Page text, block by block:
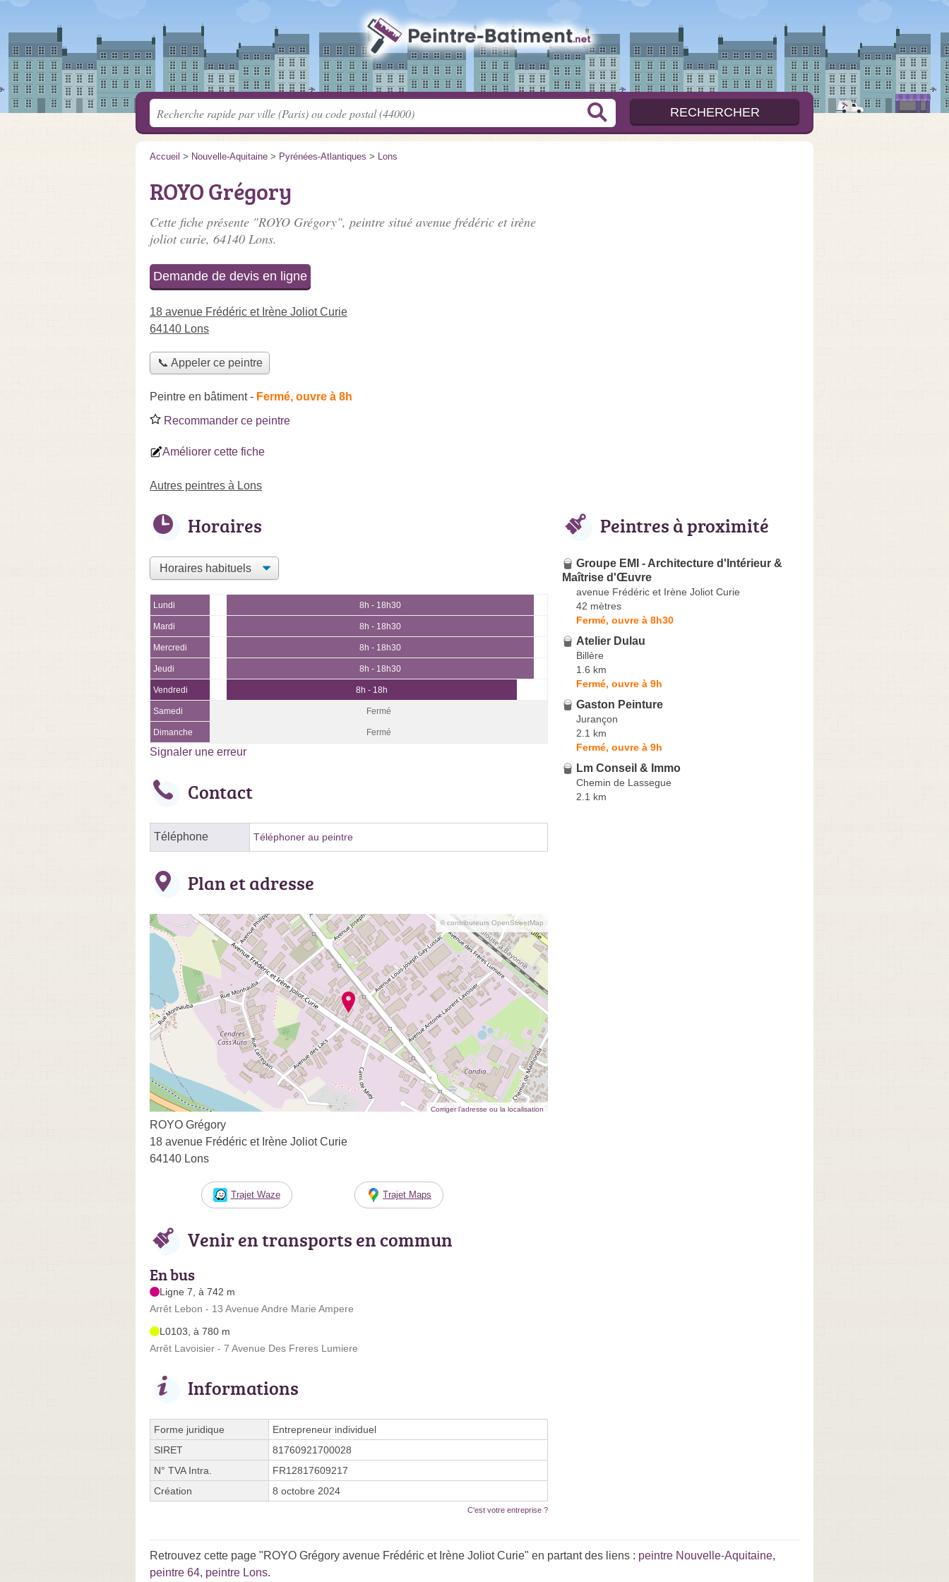
Accueil > Nouvelle-Aquitaine > Pyrénées-Atlantiques > Lons
ROYO Grégory
Cette fiche présente "ROYO Grégory", peintre situé avenue frédéric et irène
joliot curie, 64140 Lons.
Demande de devis en ligne
18 avenue Frédéric et Irène Joliot Curie
64140 Lons
📞 Appeler ce peintre
Peintre en bâtiment- Fermé, ouvre à 8h
Recommander ce peintre
Améliorer cette fiche
Autres peintres à Lons
Horaires
Lundi 8h - 18h30
Mardi 8h - 18h30
Mercredi 8h - 18h30
Jeudi 8h - 18h30
Vendredi 8h - 18h
Samedi Fermé
Dimanche Fermé
Signaler une erreur
Contact
Téléphone Téléphoner au peintre
Plan et adresse
© contributeurs OpenStreetMap
Corriger l’adresse ou la localisation
ROYO Grégory
18 avenue Frédéric et Irène Joliot Curie
64140 Lons
Trajet Waze Trajet Maps
Venir en transports en commun
En bus
Ligne 7, à 742 m
Arrêt Lebon - 13 Avenue Andre Marie Ampere
L0103, à 780 m
Arrêt Lavoisier - 7 Avenue Des Freres Lumiere
Informations
Forme juridique
Entrepreneur individuel
SIRET
81760921700028
N° TVA Intra.
FR12817609217
Création
8 octobre 2024
C'est votre entreprise ?
Peintres à proximité
Groupe EMI - Architecture d'Intérieur &
Maîtrise d'Œuvre
avenue Frédéric et Irène Joliot Curie
42 mètres
Fermé, ouvre à 8h30
Atelier Dulau
Billère
1.6 km
Fermé, ouvre à 9h
Gaston Peinture
Jurançon
2.1 km
Fermé, ouvre à 9h
Lm Conseil & Immo
Chemin de Lassegue
2.1 km
Retrouvez cette page "ROYO Grégory avenue Frédéric et Irène Joliot Curie" en partant des liens : peintre Nouvelle-Aquitaine,
peintre 64, peintre Lons.